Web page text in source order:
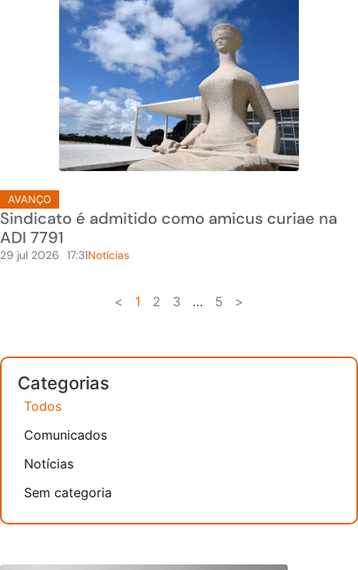
AVANÇO
Sindicato é admitido como amicus curiae na
ADI 7791
29 jul 2026 17:31Notícias
< 1 2 3 … 5 >
Categorias
Comunicados
Notícias
Sem categoria
Todos